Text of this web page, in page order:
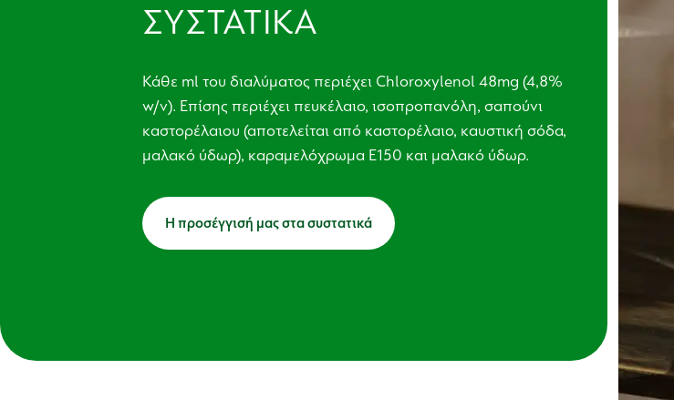
ΣΥΣΤΑΤΙΚΑ
Κάθε ml του διαλύματος περιέχει Chloroxylenol 48mg (4,8%
w/v). Επίσης περιέχει πευκέλαιο, ισοπροπανόλη, σαπούνι
καστορέλαιου (αποτελείται από καστορέλαιο, καυστική σόδα,
μαλακό ύδωρ), καραμελόχρωμα Ε150 και μαλακό ύδωρ.
Η προσέγγισή μας στα συστατικά